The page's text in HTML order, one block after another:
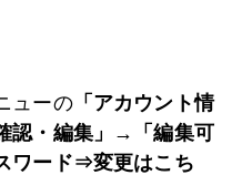
ューの「アカウント情
認・編集」→「編集可
ワード⇒変更はこち